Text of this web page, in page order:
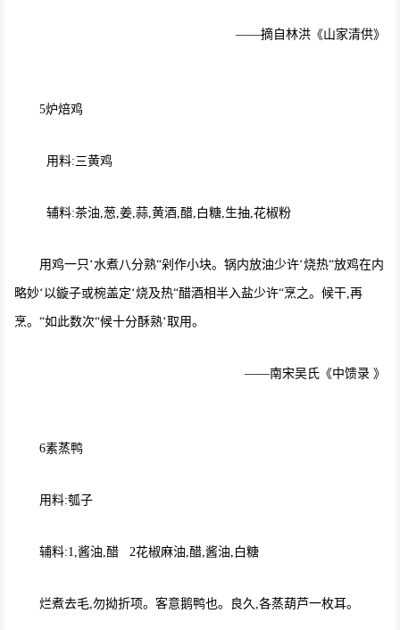
——摘自林洪《山家清供》
5炉焙鸡
用料:三黄鸡
辅料:茶油,葱,姜,蒜,黄酒,醋,白糖,生抽,花椒粉
用鸡一只‘水煮八分熟“剁作小块。锅内放油少许‘烧热“放鸡在内
略妙‘以鏇子或椀盖定‘烧及热“醋酒相半入盐少许“烹之。候干,再
烹。“如此数次“候十分酥熟‘取用。
——南宋吴氏《中馈录 》
6素蒸鸭
用料:瓠子
辅料:1,酱油,醋 2花椒麻油,醋,酱油,白糖
烂煮去毛,勿拗折项。客意鹅鸭也。良久,各蒸葫芦一枚耳。